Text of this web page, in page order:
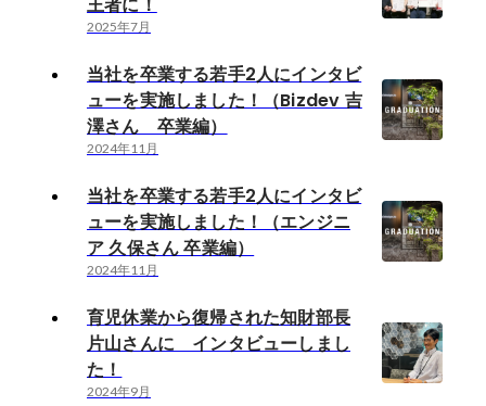
2025年7月
当社を卒業する若手2人にインタビ
ューを実施しました！（Bizdev 吉
澤さん 卒業編）
2024年11月
当社を卒業する若手2人にインタビ
ューを実施しました！（エンジニ
ア 久保さん 卒業編）
2024年11月
育児休業から復帰された知財部長
片山さんに インタビューしまし
た！
2024年9月